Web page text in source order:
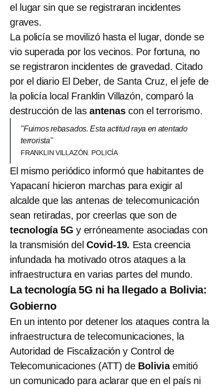
el lugar sin que se registraran incidentes
graves.
La policía se movilizó hasta el lugar, donde se
vio superada por los vecinos. Por fortuna, no
se registraron incidentes de gravedad. Citado
por el diario El Deber, de Santa Cruz, el jefe de
la policía local Franklin Villazón, comparó la
destrucción de lasantenascon el terrorismo.
"Fuimos rebasados. Esta actitud raya en atentado
terrorista"
FRANKLIN VILLAZÓN. POLICÍA
El mismo periódico informó que habitantes de
Yapacaní hicieron marchas para exigir al
alcalde que las antenas de telecomunicación
sean retiradas, por creerlas que son de
tecnología 5Gy erróneamente asociadas con
la transmisión delCovid-19. Esta creencia
infundada ha motivado otros ataques a la
infraestructura en varias partes del mundo.
La tecnología 5G ni ha llegado a Bolivia:
Gobierno
En un intento por detener los ataques contra la
infraestructura de telecomunicaciones, la
Autoridad de Fiscalización y Control de
Telecomunicaciones (ATT) de Boliviaemitió
un comunicado para aclarar que en el país ni